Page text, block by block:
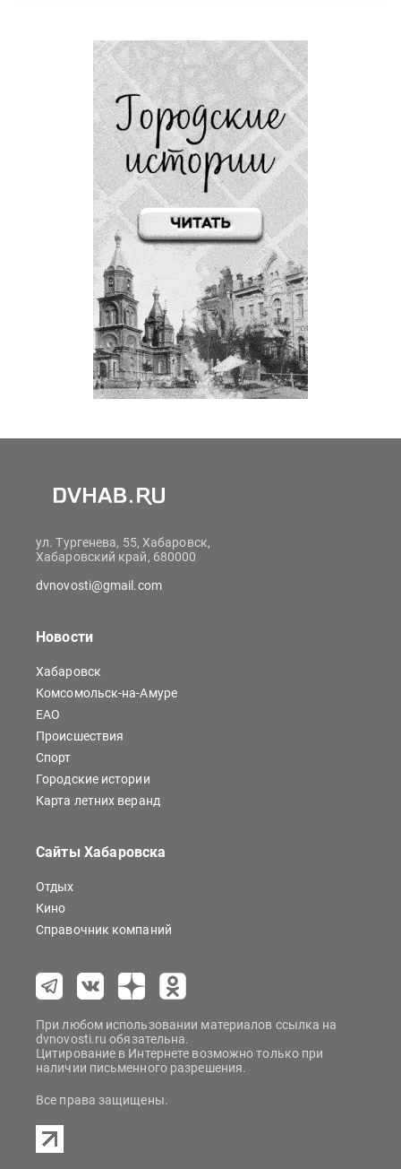
ул. Тургенева, 55, Хабаровск,
Хабаровский край, 680000
dvnovosti@gmail.com
Новости
Хабаровск
Комсомольск-на-Амуре
ЕАО
Происшествия
Спорт
Городские истории
Карта летних веранд
Сайты Хабаровска
Отдых
Кино
Справочник компаний
При любом использовании материалов ссылка на
dvnovosti.ru обязательна.
Цитирование в Интернете возможно только при
наличии письменного разрешения.
Все права защищены.